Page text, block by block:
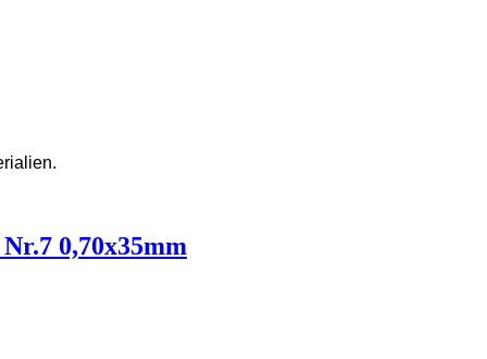
0,70x35mm